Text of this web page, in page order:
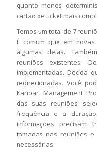
quanto menos
cartão de ticket mais
Temos um total de 7
É comum que em novas
algumas delas.
reuniões existentes.
implementadas. Decida
redirecionadas. Você
Kanban Management
das suas reuniões:
frequência e a
informações precisam
tomadas nas reuniões
necessárias.